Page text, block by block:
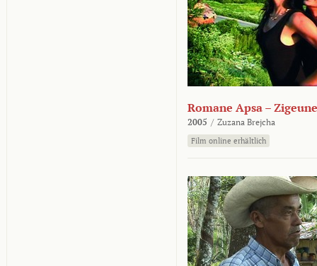
Romane Apsa –
2005 / Zuzana Brejcha
Film online erhältlich